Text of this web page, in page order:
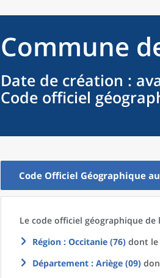
Commune
Date de création :
Code officiel
Code Officiel Géographique
Le code officiel géographique de
Région : Occitanie (76) dont le
Département : Ariège (09)